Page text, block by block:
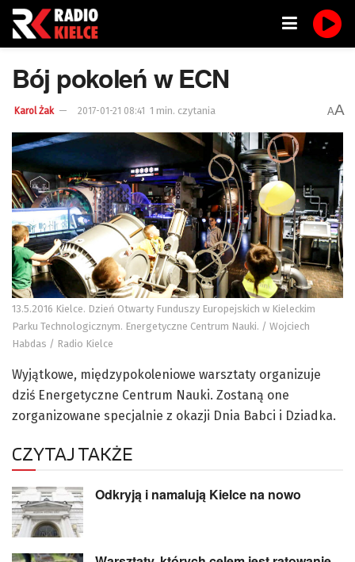
Bój pokoleń w ECN
Karol Żak 2017-01-21 08:41 1 min. czytania AA
13.5.2016 Kielce. Dzień Otwarty Funduszy Europejskich w Kieleckim
Parku Technologicznym. Energetyczne Centrum Nauki. / Wojciech
Habdas / Radio Kielce
Wyjątkowe, międzypokoleniowe warsztaty organizuje
dziś Energetyczne Centrum Nauki. Zostaną one
zorganizowane specjalnie z okazji Dnia Babci i Dziadka.
CZYTAJ TAKŻE
Odkryją i namalują Kielce na nowo